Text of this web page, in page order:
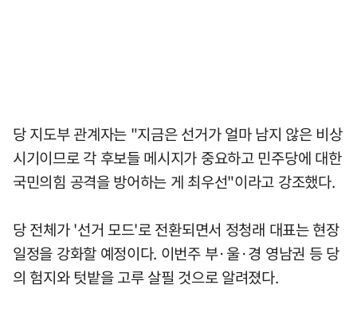
당 지도부 관계자는 "지금은 선거가 얼마 남지 않은 비상
시기이므로 각 후보들 메시지가 중요하고 민주당에 대한
국민의힘 공격을 방어하는 게 최우선"이라고 강조했다.
당 전체가 '선거 모드'로 전환되면서 정청래 대표는 현장
일정을 강화할 예정이다. 이번주 부·울·경 영남권 등 당
의 험지와 텃밭을 고루 살필 것으로 알려졌다.